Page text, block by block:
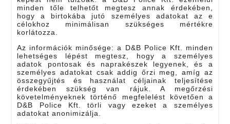
minden tőle telhetőt megtesz annak érdekében,
hogy a birtokába jutó személyes adatokat az e
célokhoz minimálisan szükséges mértékre
korlátozza.
Az információk minősége: a D&B Police Kft. minden
lehetséges lépést megtesz, hogy a személyes
adatok pontosak és naprakészek legyenek, és a
személyes adatokat csak addig őrzi meg, amíg az
összegyűjtés és használat céljainak teljesítése
érdekében szükség van rájuk. A megőrzési
követelményeknek történő megfelelést követően a
D&B Police Kft. törli vagy ezeket a személyes
adatokat anonimizálja.